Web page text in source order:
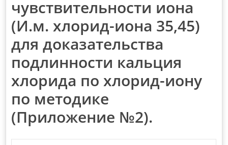
чувствительности иона
(И.м. хлорид-иона 35,45)
для доказательства
подлинности кальция
хлорида по хлорид-иону
по методике
(Приложение №2).